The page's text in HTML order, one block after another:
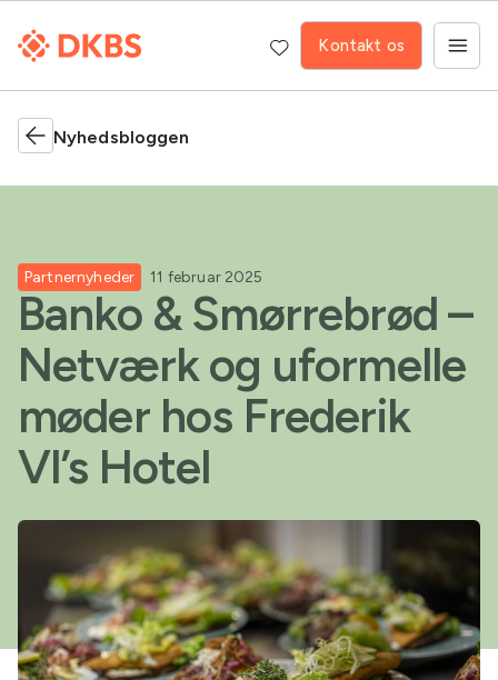
Kontakt os
Nyhedsbloggen
Partnernyheder 11 februar 2025
Banko & Smørrebrød –
Netværk og uformelle
møder hos Frederik
VI’s Hotel